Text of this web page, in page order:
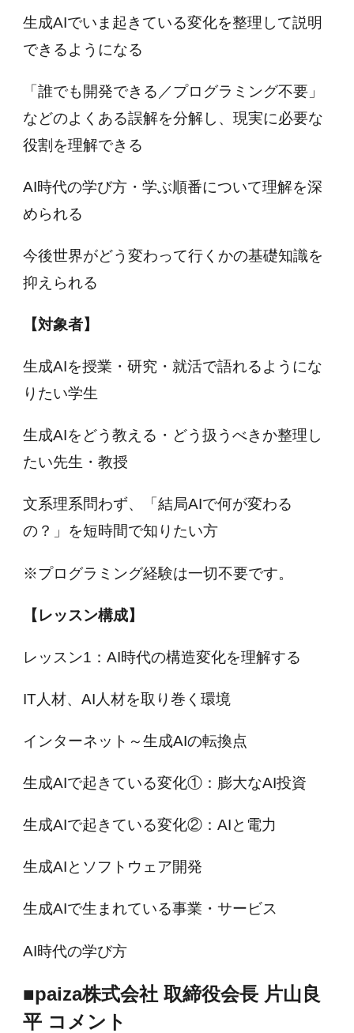
生成AIでいま起きている変化を整理して説明
できるようになる
「誰でも開発できる／プログラミング不要」
などのよくある誤解を分解し、現実に必要な
役割を理解できる
AI時代の学び方・学ぶ順番について理解を深
められる
今後世界がどう変わって行くかの基礎知識を
抑えられる
【対象者】
生成AIを授業・研究・就活で語れるようにな
りたい学生
生成AIをどう教える・どう扱うべきか整理し
たい先生・教授
文系理系問わず、「結局AIで何が変わる
の？」を短時間で知りたい方
※プログラミング経験は一切不要です。
【レッスン構成】
レッスン1：AI時代の構造変化を理解する
IT人材、AI人材を取り巻く環境
インターネット～生成AIの転換点
生成AIで起きている変化①：膨大なAI投資
生成AIで起きている変化②：AIと電力
生成AIとソフトウェア開発
生成AIで生まれている事業・サービス
AI時代の学び方
■paiza株式会社 取締役会長 片山良
平 コメント